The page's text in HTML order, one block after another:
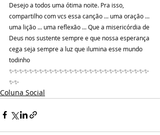
Desejo a todos uma ótima noite. Pra isso,
compartilho com vcs essa canção ... uma oração ...
uma lição ... uma reflexão ... Que a misericórdia de
Deus nos sustente sempre e que nossa esperança
cega seja sempre a luz que ilumina esse mundo
todinho
✨✨✨✨✨✨✨✨✨✨✨✨✨✨✨✨✨✨✨✨✨✨✨✨✨✨✨✨
✨✨
Coluna Social